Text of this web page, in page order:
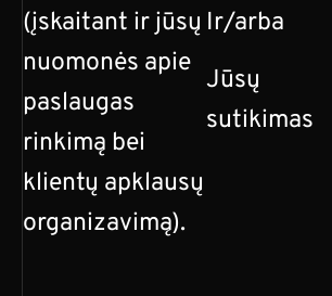
(įskaitant ir jūsų
nuomonės apie
paslaugas
rinkimą bei
klientų apklausų
organizavimą).
Ir/arba
Jūsų
sutikimas